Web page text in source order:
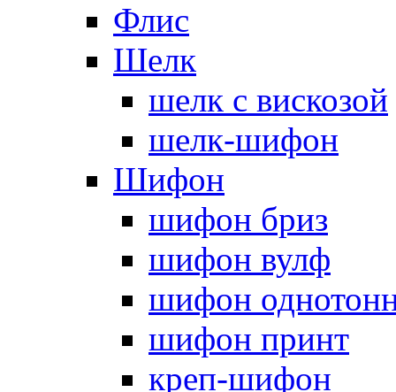
Флис
Шелк
шелк с вискозой
шелк-шифон
Шифон
шифон бриз
шифон вулф
шифон
шифон принт
креп-шифон